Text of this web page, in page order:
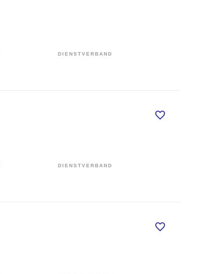
DIENSTVERBAND
DIENSTVERBAND